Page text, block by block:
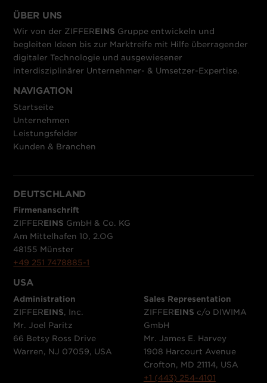
ÜBER UNS
Wir von der ZIFFEREINS Gruppe entwickeln und
begleiten Ideen bis zur Marktreife mit Hilfe überragender
digitaler Technologie und ausgewiesener
interdisziplinärer Unternehmer- & Umsetzer-Expertise.
NAVIGATION
Startseite
Unternehmen
Leistungsfelder
Kunden & Branchen
DEUTSCHLAND
Firmenanschrift
ZIFFEREINS GmbH & Co. KG
Am Mittelhafen 10, 2.OG
48155 Münster
+49 251 7478885-1
USA
Administration
ZIFFEREINS, Inc.
Mr. Joel Paritz
66 Betsy Ross Drive
Warren, NJ 07059, USA
Sales Representation
ZIFFEREINS c/o DIWIMA
GmbH
Mr. James E. Harvey
1908 Harcourt Avenue
Crofton, MD 21114, USA
+1 (443) 254-4101